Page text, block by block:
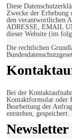
Diese
Zwecke der Erhebung
den verantwortlichen
ADRESSE, EMAIL
dieser Website (im
Die rechtlichen
Bei der
Kontaktformular oder
Bearbeitung der
entstehen, gespeichert.
Newsletter